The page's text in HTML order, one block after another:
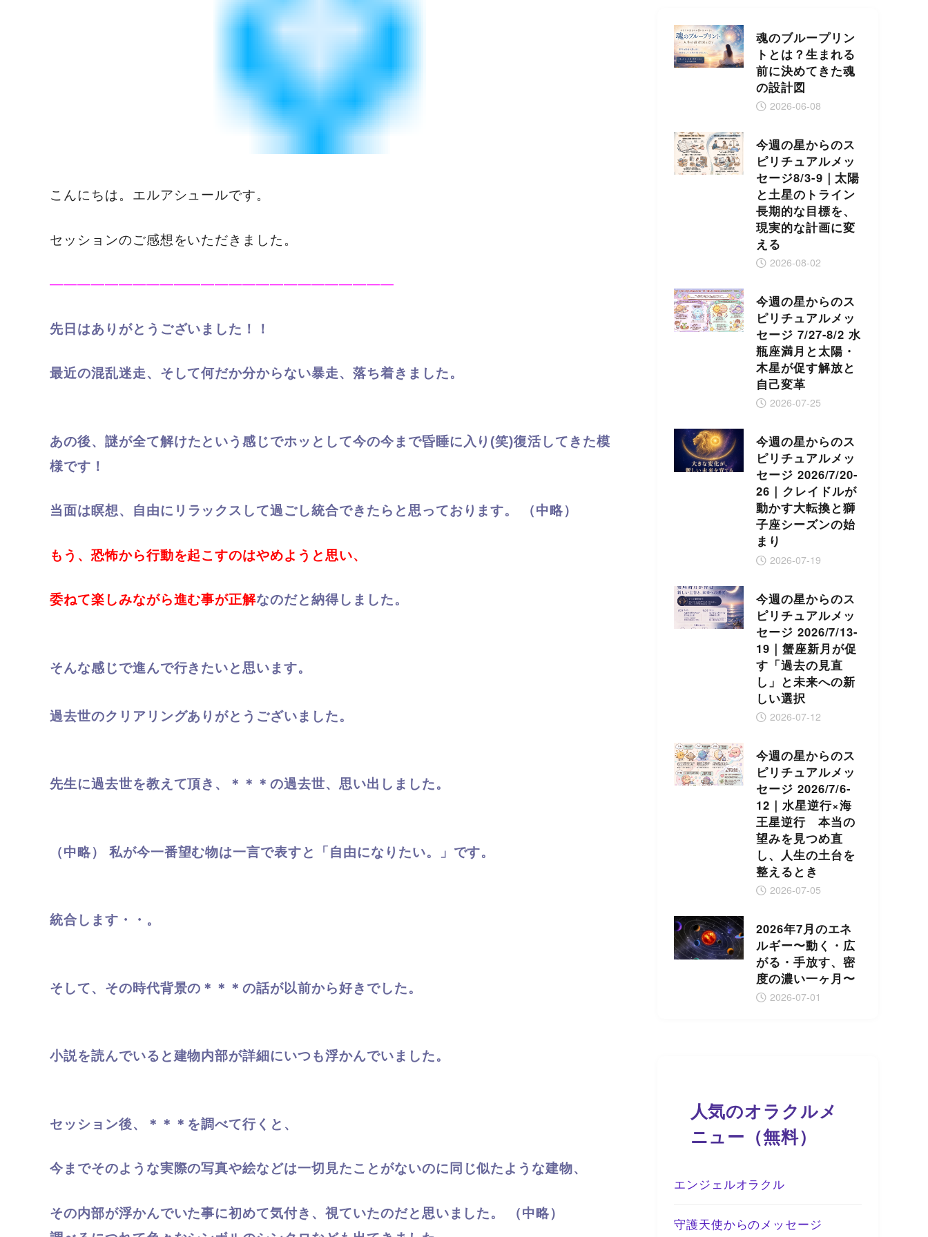
こんにちは。エルアシュールです。
セッションのご感想をいただきました。
—————————————————————————
先日はありがとうございました！！
最近の混乱迷走、そして何だか分からない暴走、落ち着きました。
あの後、 謎が全て解けたという感じでホッとして今の今まで昏睡に入り(笑)復活してきた模
様です！
当面は瞑想、 自由にリラックスして過ごし統合できたらと思っております。 （中略）
もう、恐怖から行動を起こすのはやめようと思い、
委ねて楽しみながら進む事が正解なのだと納得しました。
そんな感じで進んで行きたいと思います。
過去世のクリアリングありがとうございました。
先生に過去世を教えて頂き、＊＊＊の過去世、思い出しました。
（中略） 私が今一番望む物は一言で表すと「自由になりたい。」です。
統合します・・。
そして、その時代背景の＊＊＊の話が以前から好きでした。
小説を読んでいると建物内部が詳細にいつも浮かんでいました。
セッション後、＊＊＊を調べて行くと、
今までそのような実際の写真や絵などは一切見たことがないのに同 じ似たような建物、
その内部が浮かんでいた事に初めて気付き、 視ていたのだと思いました。 （中略）
魂のブループリン
トとは？生まれる
前に決めてきた魂
の設計図
2026-06-08
今週の星からのス
ピリチュアルメッ
セージ8/3-9｜太陽
と土星のトライン
長期的な目標を、
現実的な計画に変
える
2026-08-02
今週の星からのス
ピリチュアルメッ
セージ 7/27-8/2 水
瓶座満月と太陽・
木星が促す解放と
自己変革
2026-07-25
今週の星からのス
ピリチュアルメッ
セージ 2026/7/20-
26｜クレイドルが
動かす大転換と獅
子座シーズンの始
まり
2026-07-19
今週の星からのス
ピリチュアルメッ
セージ 2026/7/13-
19｜蟹座新月が促
す「過去の見直
し」と未来への新
しい選択
2026-07-12
今週の星からのス
ピリチュアルメッ
セージ 2026/7/6-
12｜水星逆行×海
王星逆行 本当の
望みを見つめ直
し、人生の土台を
整えるとき
2026-07-05
2026年7月のエネ
ルギー〜動く・広
がる・手放す、密
度の濃い一ヶ月〜
2026-07-01
人気のオラクルメ
ニュー（無料）
エンジェルオラクル
守護天使からのメッセージ